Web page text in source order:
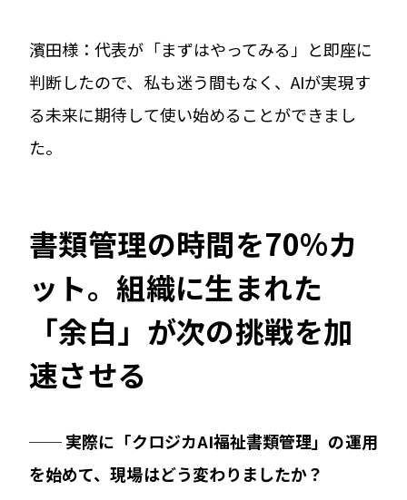
濱田様：代表が「まずはやってみる」と即座に
判断したので、私も迷う間もなく、AIが実現す
る未来に期待して使い始めることができまし
た。
書類管理の時間を70%カ
ット。組織に生まれた
「余白」が次の挑戦を加
速させる
── 実際に「クロジカAI福祉書類管理」の運用
を始めて、現場はどう変わりましたか？